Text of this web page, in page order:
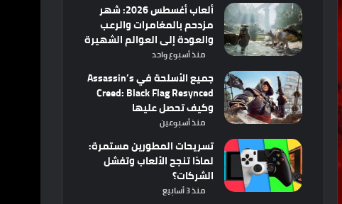
ألعاب أغسطس 2026: شهر
مزدحم بالمغامرات والرعب
والعودة إلى العوالم الشهيرة
منذ أسبوع واحد
جميع الأسلحة في Assassin’s
Creed: Black Flag Resynced
وكيف تحصل عليها
منذ أسبوعين
تسريحات المطورين مستمرة:
لماذا تنجح الألعاب وتفشل
الشركات؟
منذ 3 أسابيع